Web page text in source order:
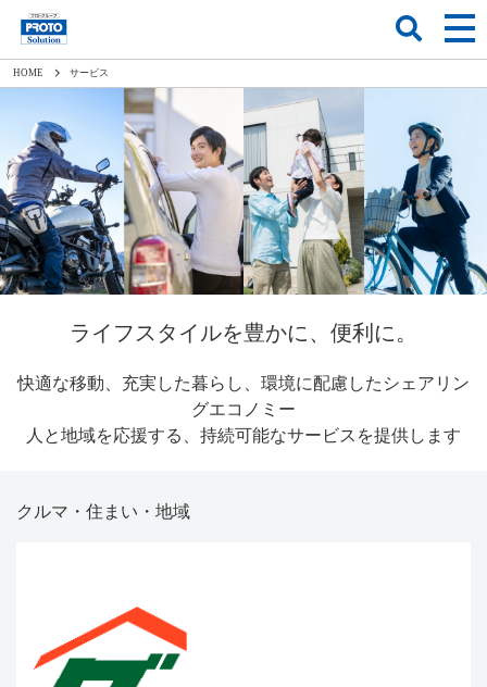
HOME サービス
ライフスタイルを豊かに、便利に。
快適な移動、充実した暮らし、環境に配慮したシェアリン
グエコノミー
人と地域を応援する、持続可能なサービスを提供します
クルマ・住まい・地域